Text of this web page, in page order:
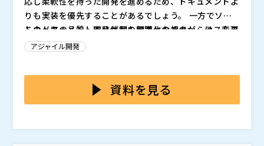
りも実装を優先することがあるでしょう。 一方でソフ
トウェアの品質・開発体制の標準化の視点からは、変更
された仕様の影響範囲が追えなくなったり、期待される
できないものです。
このドキュメント不足が最も問題となるのが、テストフ
ェーズです。 仕様書が不足していると、テストエンジ
の合意が取れず、これが仕様なのか、誤りなのか、認識
が合わなくなることも少なくありません。 このような
低下や顧客からの信頼喪失につながりかねません。
体的な手法として、レガシーシステムの仕様理解に使わ
れることの多い「リバースエンジニアリング」を活用し
す。 これにより、テストフェーズでドキュメント不足
に気づいても品質保証が可能になります。 さらに、こ
テス・イノベーションズ株式会社（旧 バルテス・モバ
イルテクノロジー株式会社は2025年4月1日に社名(商
アジャイル開発
資料を見る